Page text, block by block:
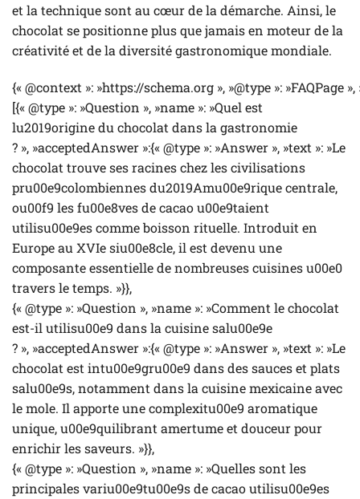
et la technique sont au cœur de la démarche. Ainsi, le
chocolat se positionne plus que jamais en moteur de la
créativité et de la diversité gastronomique mondiale.
{« @context »: »https://schema.org », »@type »: »FAQPage
[{« @type »: »Question », »name »: »Quel est
lu2019origine du chocolat dans la gastronomie
? », »acceptedAnswer »:{« @type »: »Answer », »text »: »Le
chocolat trouve ses racines chez les civilisations
pru00e9colombiennes du2019Amu00e9rique centrale,
ou00f9 les fu00e8ves de cacao u00e9taient
utilisu00e9es comme boisson rituelle. Introduit en
Europe au XVIe siu00e8cle, il est devenu une
composante essentielle de nombreuses cuisines u00e0
travers le temps. »}},
{« @type »: »Question », »name »: »Comment le chocolat
est-il utilisu00e9 dans la cuisine salu00e9e
? », »acceptedAnswer »:{« @type »: »Answer », »text »: »Le
chocolat est intu00e9gru00e9 dans des sauces et plats
salu00e9s, notamment dans la cuisine mexicaine avec
le mole. Il apporte une complexitu00e9 aromatique
unique, u00e9quilibrant amertume et douceur pour
enrichir les saveurs. »}},
{« @type »: »Question », »name »: »Quelles sont les
principales variu00e9tu00e9s de cacao utilisu00e9es